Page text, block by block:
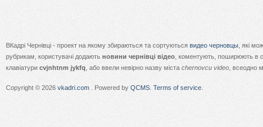
ВКадрі Чернівці - проект на якому збираються та сортуються видео черновцы , які
рубрикам, користувачі додають новини чернівці відео , коментують, поширюють в
клавіатури cvjnhtnm jykfq , або ввели невірно назву міста chernovcu video , всеодно
Copyright © 2026 vkadri.com . Powered by QCMS Terms of service.